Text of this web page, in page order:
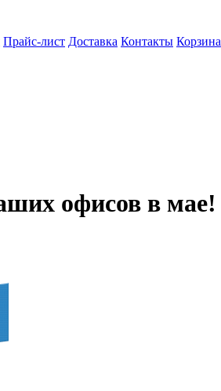
Прайс-лист Доставка Контакты Корзина
офисов в мае!